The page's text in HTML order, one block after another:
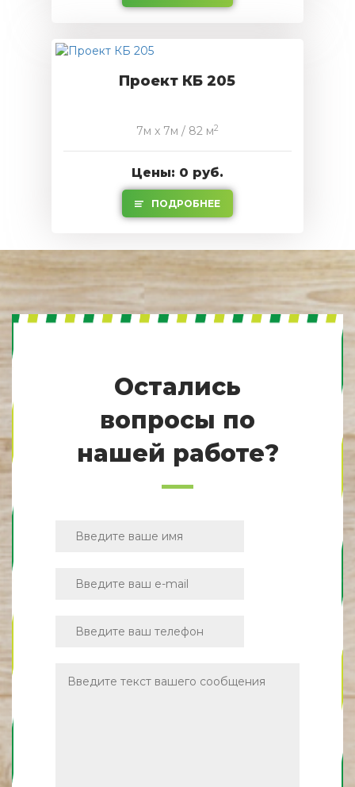
Проект КБ 205
7м x 7м / 82 м2
Цены: 0 руб.
ПОДРОБНЕЕ
Остались
вопросы по
нашей работе?